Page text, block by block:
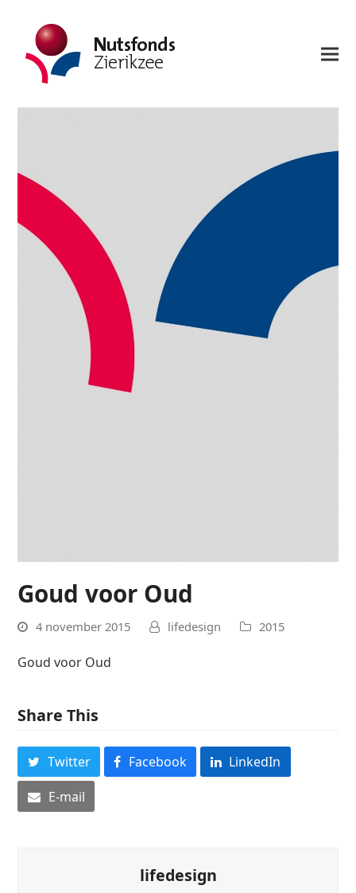
Goud voor Oud
4 november 2015 lifedesign 2015
Goud voor Oud
Share This
Twitter Facebook
LinkedIn
E-mail
lifedesign